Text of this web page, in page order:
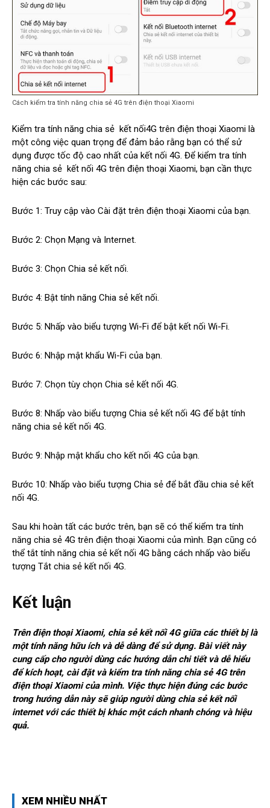
Cách kiểm tra tính năng chia sẻ 4G trên điện thoại Xiaomi
Kiểm tra tính năng chia sẻ kết nối4G trên điện thoại Xiaomi là
một công việc quan trọng để đảm bảo rằng bạn có thể sử
dụng được tốc độ cao nhất của kết nối 4G. Để kiểm tra tính
năng chia sẻ kết nối 4G trên điện thoại Xiaomi, bạn cần thực
hiện các bước sau:
Bước 1: Truy cập vào Cài đặt trên điện thoại Xiaomi của bạn.
Bước 2: Chọn Mạng và Internet.
Bước 3: Chọn Chia sẻ kết nối.
Bước 4: Bật tính năng Chia sẻ kết nối.
Bước 5: Nhấp vào biểu tượng Wi-Fi để bật kết nối Wi-Fi.
Bước 6: Nhập mật khẩu Wi-Fi của bạn.
Bước 7: Chọn tùy chọn Chia sẻ kết nối 4G.
Bước 8: Nhấp vào biểu tượng Chia sẻ kết nối 4G để bật tính
năng chia sẻ kết nối 4G.
Bước 9: Nhập mật khẩu cho kết nối 4G của bạn.
Bước 10: Nhấp vào biểu tượng Chia sẻ để bắt đầu chia sẻ kết
nối 4G.
Sau khi hoàn tất các bước trên, bạn sẽ có thể kiểm tra tính
năng chia sẻ 4G trên điện thoại Xiaomi của mình. Bạn cũng có
thể tắt tính năng chia sẻ kết nối 4G bằng cách nhấp vào biểu
tượng Tắt chia sẻ kết nối 4G.
Kết luận
Trên điện thoại Xiaomi, chia sẻ kết nối 4G giữa các thiết bị là
một tính năng hữu ích và dễ dàng để sử dụng. Bài viết này
cung cấp cho người dùng các hướng dẫn chi tiết và dễ hiểu
để kích hoạt, cài đặt và kiểm tra tính năng chia sẻ 4G trên
điện thoại Xiaomi của mình. Việc thực hiện đúng các bước
trong hướng dẫn này sẽ giúp người dùng chia sẻ kết nối
internet với các thiết bị khác một cách nhanh chóng và hiệu
quả.
XEM NHIỀU NHẤT